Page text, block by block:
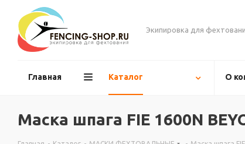
Экипировка для
Главная Каталог О
Маска шпага FIE 1600N